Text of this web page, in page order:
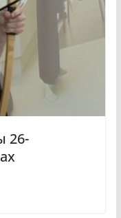
26-